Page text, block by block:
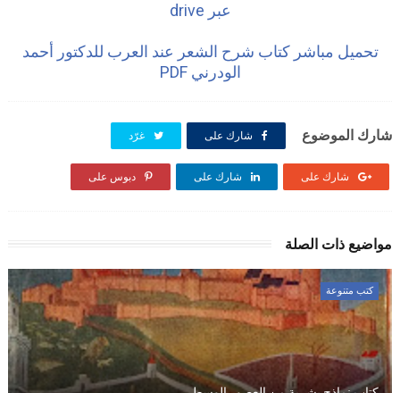
عبر drive
تحميل مباشر كتاب شرح الشعر عند العرب للدكتور أحمد
الودرني PDF
شارك الموضوع شارك على غرّد
شارك على شارك على دبوس على
مواضيع ذات الصلة
كتب متنوعة